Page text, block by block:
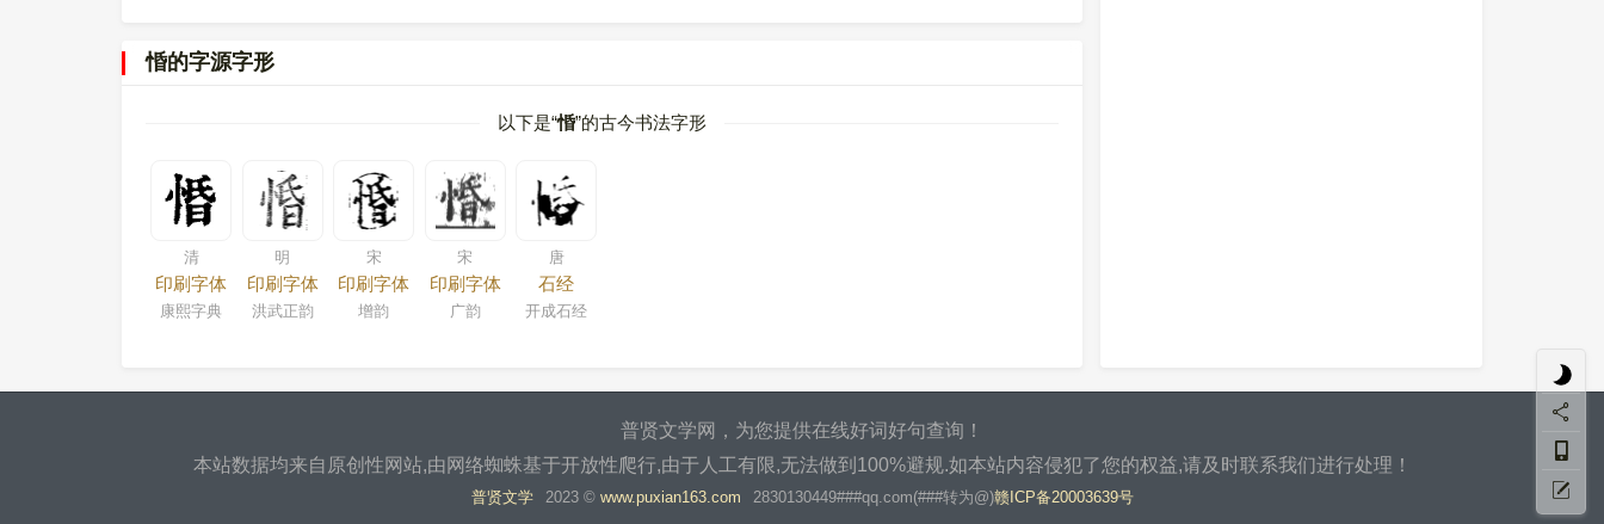
惛的字源字形
以下是“惛”的古今书法字形
清
印刷字体
康熙字典
明
印刷字体
洪武正韵
宋
印刷字体
增韵
宋
印刷字体
广韵
唐
石经
开成石经
普贤文学网，为您提供在线好词好句查询！
本站数据均来自原创性网站,由网络蜘蛛基于开放性爬行,由于人工有限,无法做到100%避规.如本站内容侵犯了您的权益,请及时联系我们进行处理！
普贤文学 2023 © www.puxian163.com 2830130449###qq.com(###转为@)赣ICP备20003639号